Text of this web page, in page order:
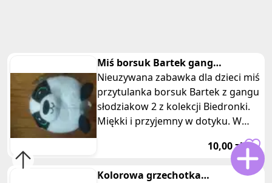
Miś borsuk Bartek gang
słodziakow 2 biedronka z metka
Nieuzywana zabawka dla dzieci miś
przytulanka borsuk Bartek z gangu
słodziakow 2 z kolekcji Biedronki.
Miękki i przyjemny w dotyku. W
10,00 zł
Kolorowa grzechotka